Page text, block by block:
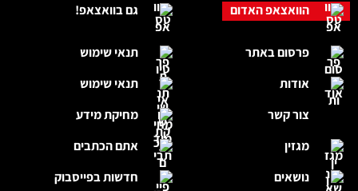
גם בוואצאפ!
תנאי שימוש
תנאי שימוש
מחיקת מידע
אתם הכתבים
חדשות בפייסבוק
הוואצאפ האדום
פרסום באתר
אודות
צור קשר
מגזין
נושאים